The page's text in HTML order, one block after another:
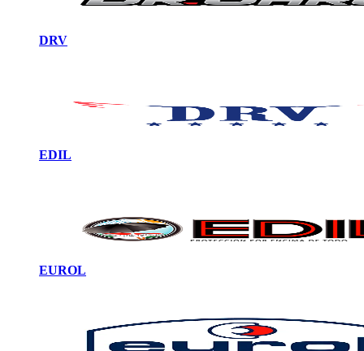
DRV
EDIL
EUROL